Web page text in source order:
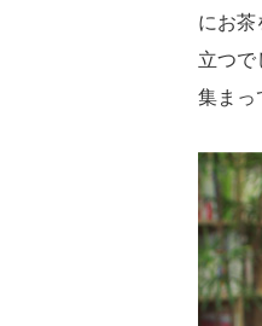
にお茶
立つで
集まっ